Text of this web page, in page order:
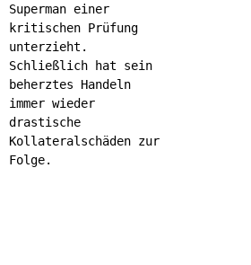
Superman einer
kritischen Prüfung
unterzieht.
Schließlich hat sein
beherztes Handeln
immer wieder
drastische
Kollateralschäden zur
Folge.